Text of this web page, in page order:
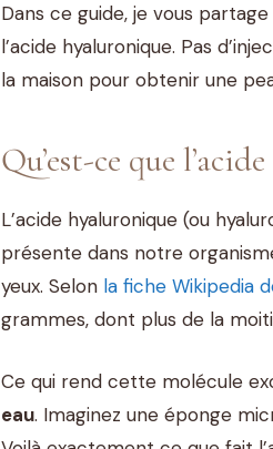
Dans ce guide, je vous
l’acide hyaluronique. Pas
la maison pour obtenir une
Qu’est-ce que
L’acide hyaluronique (ou
présente dans notre
yeux. Selon la fiche Wikipedia
grammes, dont plus de la
Ce qui rend cette molécule
eau. Imaginez une éponge